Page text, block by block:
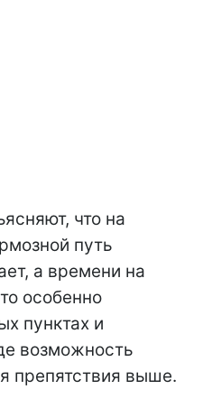
что на
путь
а времени на
особенно
пунктах и
возможность
препятствия выше.